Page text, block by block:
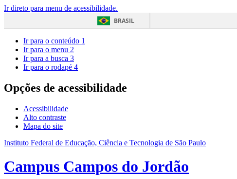
Ir direto para menu de acessibilidade.
BRASIL
Ir para o conteúdo 1
Ir para o menu 2
Ir para a busca 3
Ir para o rodapé 4
Opções de acessibilidade
Acessibilidade
Alto contraste
Mapa do site
Instituto Federal de Educação, Ciência e Tecnologia de São Paulo
Campus Campos do Jordão